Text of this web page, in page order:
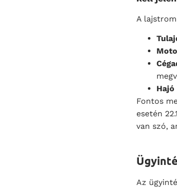
A
Fontos
esetén
van szó,
Az